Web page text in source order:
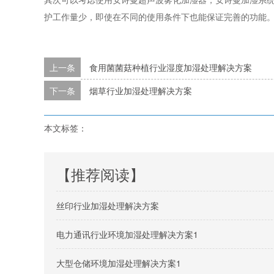
护工作量少，即使在不同的使用条件下也能保证完善的功能
上一条
食用菌菌菇种植行业湿度加湿处理解决方案
下一条
烟草行业加湿处理解决方案
本文标签：
【推荐阅读】
丝印行业加湿处理解决方案
电力通讯行业环境加湿处理解决方案1
大型仓储环境加湿处理解决方案1